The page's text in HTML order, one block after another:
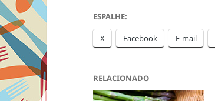
ESPALHE:
X Facebook E-mail
RELACIONADO